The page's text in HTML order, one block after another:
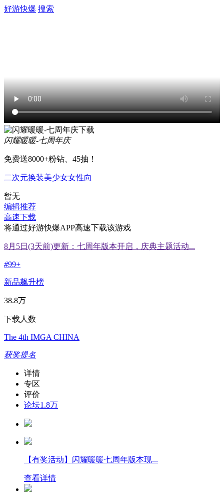
好游快爆 搜索
闪耀暖暖-七周年庆
免费送8000+粉钻、45抽！
二次元换装美少女女性向
暂无
编辑推荐
高速下载
将通过好游快爆APP高速下载该游戏
8月5日(3天前)更新：七周年版本开启，庆典主题活动...
#99+
新品飙升榜
38.8万
下载人数
The 4th IMGA CHINA
获奖提名
详情
专区
评价
论坛1.8万
【有奖活动】闪耀暖暖七周年版本现...
查看详情